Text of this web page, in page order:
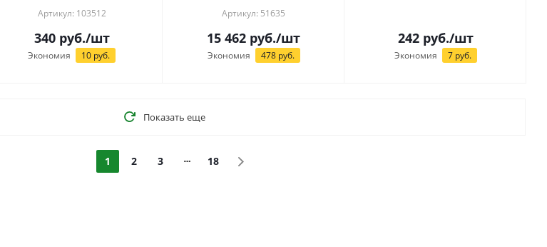
Артикул: 103512
340руб./шт
Экономия 10 руб.
Артикул: 51635
15 462 руб./шт
Экономия 478руб.
242руб./шт
Экономия 7руб.
Показать еще
1 2 3 18